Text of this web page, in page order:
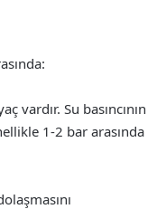
vardır. Su basıncının
1-2 bar arasında